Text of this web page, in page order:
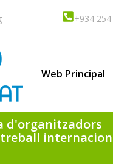
+934
Web Principal
d'organitzadors
treball